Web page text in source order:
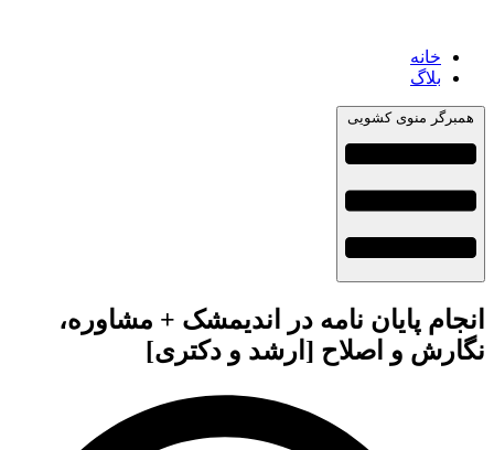
خانه
بلاگ
همبرگر منوی کشویی
انجام پایان نامه در اندیمشک + مشاوره،
نگارش و اصلاح [ارشد و دکتری]